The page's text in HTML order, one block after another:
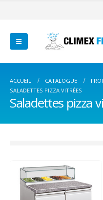
ACCUEIL CATALOGUE
SALADETTES PIZZA VITRÉES
Saladettes pizza